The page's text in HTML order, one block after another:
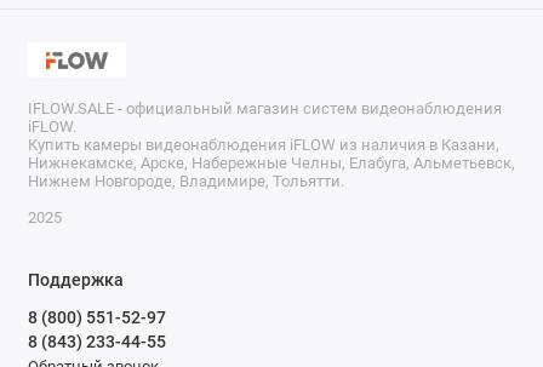
IFLOW.SALE - официальный магазин систем видеонаблюдения
iFLOW.
Купить камеры видеонаблюдения iFLOW из наличия в Казани,
Нижнекамске, Арске, Набережные Челны, Елабуга, Альметьевск,
Нижнем Новгороде, Владимире, Тольятти.
2025
Поддержка
8 (800) 551-52-97
8 (843) 233-44-55